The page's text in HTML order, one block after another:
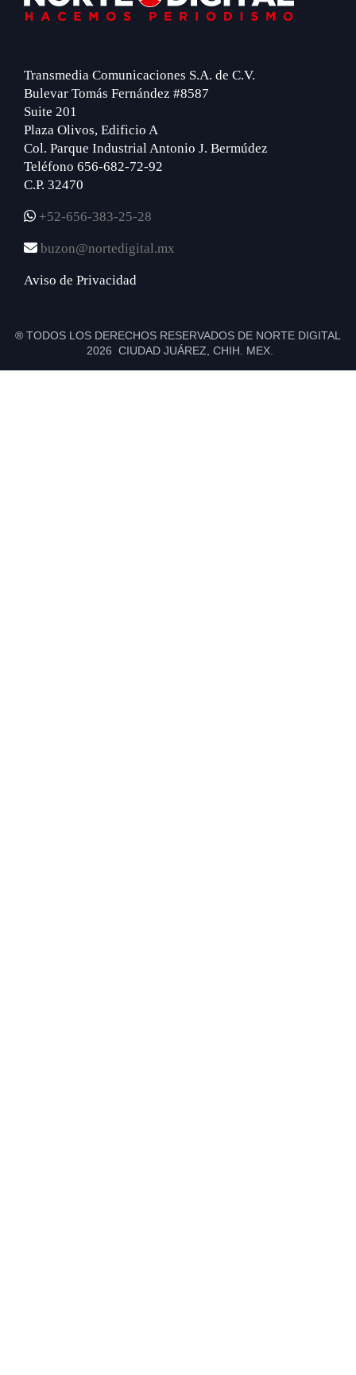
Transmedia Comunicaciones S.A. de C.V.
Bulevar Tomás Fernández #8587
Suite 201
Plaza Olivos, Edificio A
Col. Parque Industrial Antonio J. Bermúdez
Teléfono 656-682-72-92
C.P. 32470
+52-656-383-25-28
buzon@nortedigital.mx
Aviso de Privacidad
® TODOS LOS DERECHOS RESERVADOS DE NORTE DIGITAL
2026 CIUDAD JUÁREZ, CHIH. MEX.